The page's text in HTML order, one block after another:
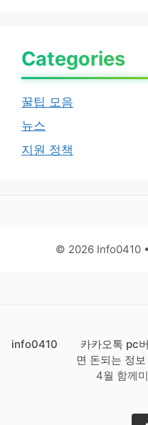
Categories
꿀팁 모음
뉴스
지원 정책
© 2026 Info0410
info0410 카카오톡 pc
면 돈되는 정보
4월 함께